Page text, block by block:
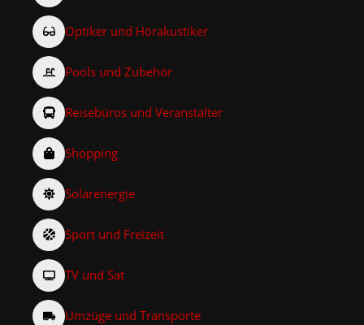
Optiker und Hörakustiker
Pools und Zubehör
Reisebüros und Veranstalter
Shopping
Solarenergie
Sport und Freizeit
TV und Sat
Umzüge und Transporte